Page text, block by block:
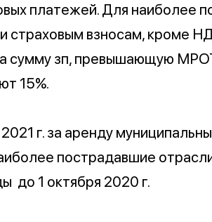
платежей. Для наиболее
страховым взносам, кроме
сумму зп, превышающую
15%.
г. за аренду
пострадавшие
до 1 октября 2020 г.